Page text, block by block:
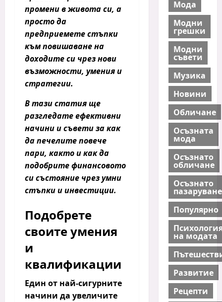
промени в живота си, а
просто да
предприемете стъпки
къмповишаване на
доходите си чрез нови
възможности, умения и
стратегии.
В тази статия ще
разгледате ефективни
начини и съвети закак
да печелите повече
пари, както и как да
подобрите финансовото
си състояние чрез умни
стъпки и инвестиции.
Подобрете
своите умения
и
квалификации
Един от най-сигурните
начини да увеличите
Мода
Модни
грешки
Модни
съвети
Музика
Новини
Обличане
Осъзната
мода
Осъзнато
обличане
Осъзнато
пазаруване
Популярно
на модата
Развитие
Рецепти